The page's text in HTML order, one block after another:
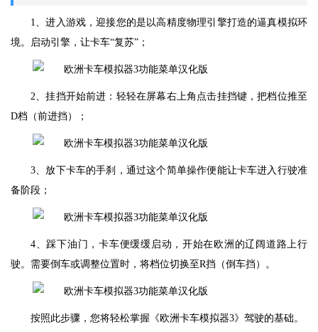
1、进入游戏，迎接您的是以高精度物理引擎打造的逼真模拟环
境。启动引擎，让卡车“复苏”；
2、挂挡开始前进：轻轻在屏幕右上角点击挂挡键，把档位推至
D档（前进挡）；
3、放下卡车的手刹，通过这个简单操作便能让卡车进入行驶准
备阶段；
4、踩下油门，卡车便缓缓启动，开始在欧洲的辽阔道路上行
驶。需要倒车或调整位置时，将档位切换至R挡（倒车挡）。
按照此步骤，您将轻松掌握《欧洲卡车模拟器3》驾驶的基础。